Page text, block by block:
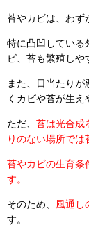
苔やカビは、わず
特に凸凹している
ビ、苔も繁殖しや
また、日当たり
くカビや苔が生え
ただ、 苔は光合成
りのない場所で
苔やカビの生育条
す。
そのため、 風通し
す。